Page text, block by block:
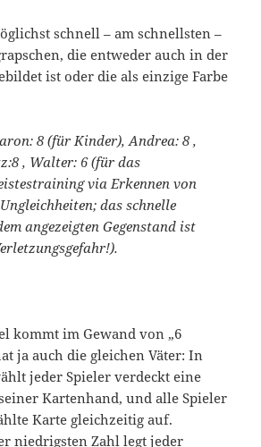
schnell – am schnellsten –
die entweder auch in der
ist oder die als einzige Farbe
8 (für Kinder), Andrea: 8 ,
, Walter: 6 (für das
via Erkennen von
das schnelle
angezeigten Gegenstand ist
kommt im Gewand von „6
ja auch die gleichen Väter: In
jeder Spieler verdeckt eine
Kartenhand, und alle Spieler
Karte gleichzeitig auf.
niedrigsten Zahl legt jeder